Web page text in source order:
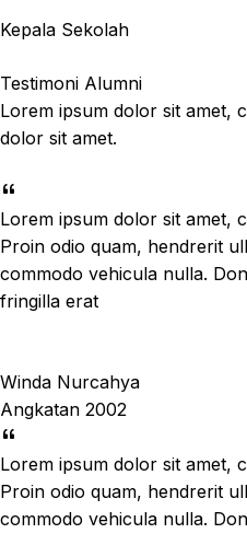
Kepala Sekolah
Testimoni Alumni
Lorem ipsum dolor sit amet,
dolor sit amet.
Lorem ipsum dolor sit amet,
Proin odio quam, hendrerit
commodo vehicula nulla.
fringilla erat
Winda Nurcahya
Angkatan 2002
Lorem ipsum dolor sit amet,
Proin odio quam, hendrerit
commodo vehicula nulla.